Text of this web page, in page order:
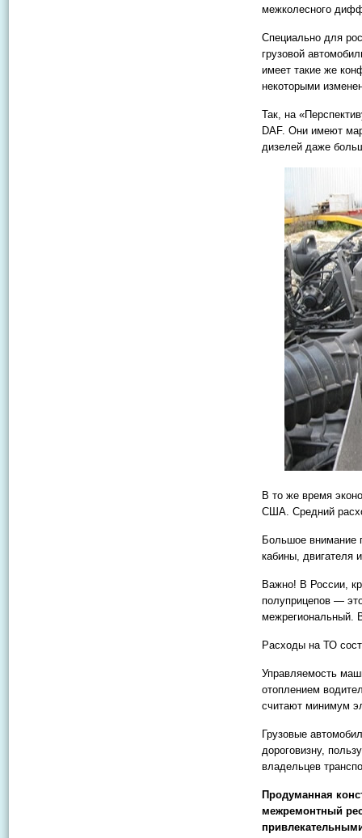
межколесного
Специально для
грузовой
имеет такие же
некоторыми
Так, на
DAF. Они имеют
дизелей даже
В то же время
США. Средний
Большое внимание
кабины, двигателя
Важно! В России,
полуприцепов —
межрегиональный.
Расходы на ТО
Управляемость
отоплением
считают минимум
Грузовые
дороговизну,
владельцев
Продуманная
межремонтный